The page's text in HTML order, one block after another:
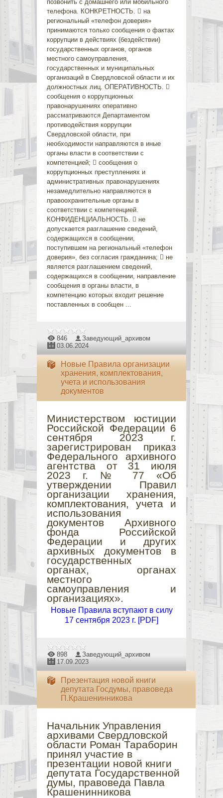
позвонить с домашнего или мобильного
телефона. КОНКРЕТНОСТЬ.  на
региональный «телефон доверия»
принимаются только сообщения о фактах
коррупции в действиях (бездействии)
государственных органов, органов
местного самоуправления,
государственных и муниципальных
организаций в Свердловской области и их
должностных лиц. ОПЕРАТИВНОСТЬ. 
сообщения о коррупционных
правонарушениях оперативно
рассматриваются Департаментом
противодействия коррупции
Свердловской области, при
необходимости направляются в иные
органы власти в соответствии с
компетенцией;  сообщения о
коррупционных преступлениях и
административных правонарушениях
незамедлительно направляются в
правоохранительные органы в
соответствии с компетенцией.
КОНФИДЕНЦИАЛЬНОСТЬ.  не
допускается разглашение сведений,
содержащихся в сообщении,
поступившем на региональный «телефон
доверия», без согласия гражданина;  не
является разглашением сведений,
содержащихся в сообщении, направление
сообщения в органы власти, в
компетенцию которых входит решение
поставленных в сообщен ...
846
Заведующий_архивом
03.06.2024
Новые Правила организации
хранения, комплектования,
учета и использования
документов
Министерством юстиции
Российской Федерации 6
сентября 2023 г.
зарегистрирован приказ
Федерального архивного
агентства от 31 июля
2023 г. № 77 «Об
утверждении Правил
организации хранения,
комплектования, учета и
использования
документов Архивного
фонда Российской
Федерации и других
архивных документов в
государственных
органах, органах
местного
самоуправления и
организациях».
Новые Правила вступают в силу
17 сентября 2023 г. [PDF]
898
Заведующий_архивом
17.09.2023
Презентация новой книги
депутата Госдумы, правоведа
П.Крашенинникова
Начальник Управления
архивами Свердловской
области Роман Тараборин
принял участие в
презентации новой книги
депутата Государственной
думы, правоведа Павла
Крашенинникова